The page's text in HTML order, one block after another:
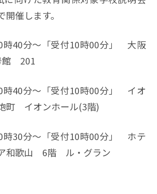
催します。
時40分～「受付10時00分」 大阪
館 201
時40分～「受付10時00分」 イオ
町 イオンホール(3階)
時30分～「受付10時00分」 ホテ
和歌山 6階 ル・グラン